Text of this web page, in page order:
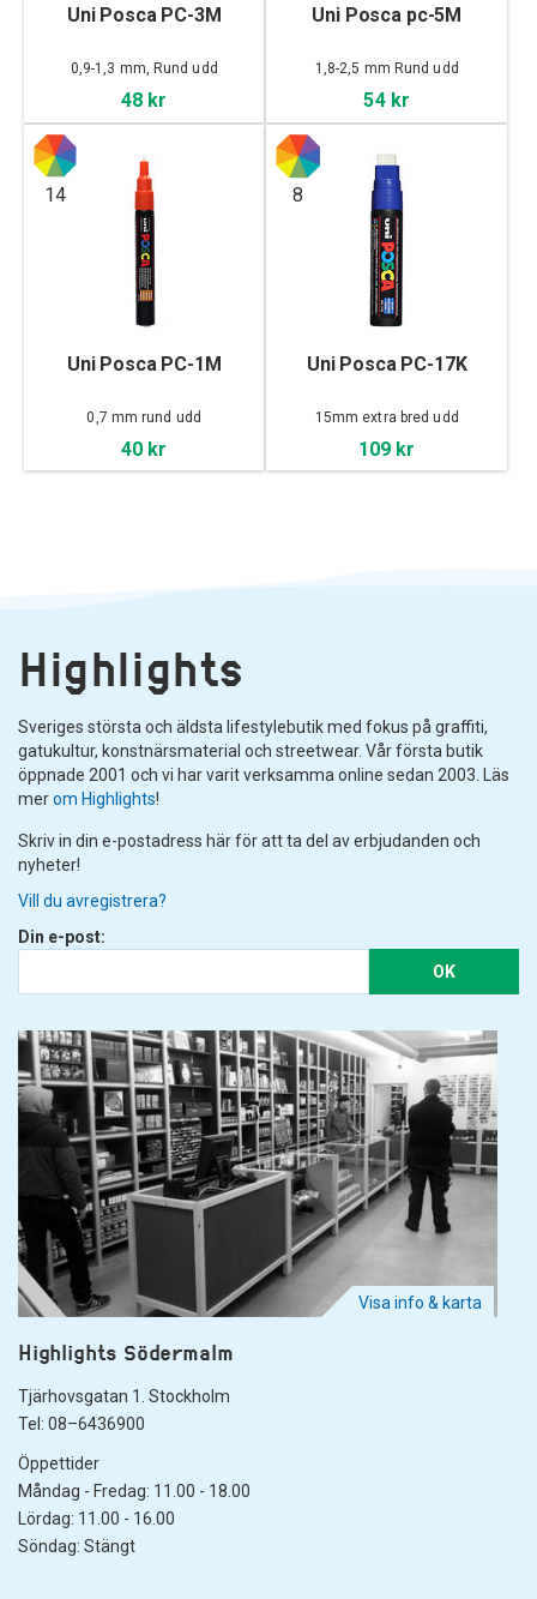
Uni Posca PC-3M
0,9-1,3 mm, Rund udd
48 kr
Uni Posca pc-5M
1,8-2,5 mm Rund udd
54 kr
14
Uni Posca PC-1M
0,7 mm rund udd
40 kr
8
Uni Posca PC-17K
15mm extra bred udd
109 kr
Highlights
Sveriges största och äldsta lifestylebutik med fokus på graffiti,
gatukultur, konstnärsmaterial och streetwear. Vår första butik
öppnade 2001 och vi har varit verksamma online sedan 2003. Läs
merom Highlights!
Skriv in din e-postadress här för att ta del av erbjudanden och
nyheter!
Vill du avregistrera?
Din e-post:
OK
Visa info & karta
Highlights Södermalm
Tjärhovsgatan 1. Stockholm
Tel: 08–6436900
Öppettider
Måndag - Fredag: 11.00 - 18.00
Lördag: 11.00 - 16.00
Söndag: Stängt